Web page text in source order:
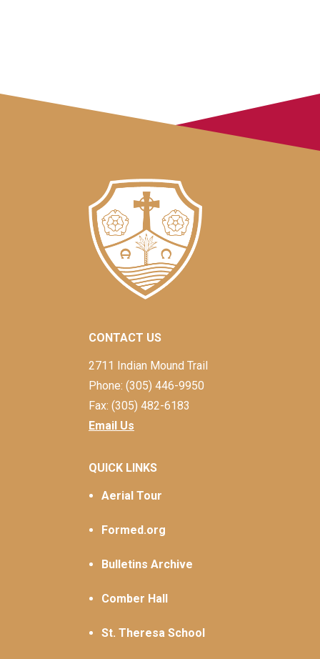
CONTACT US
2711 Indian Mound Trail
Phone: (305) 446-9950
Fax: (305) 482-6183
Email Us
QUICK LINKS
Aerial Tour
Formed.org
Bulletins Archive
Comber Hall
St. Theresa School